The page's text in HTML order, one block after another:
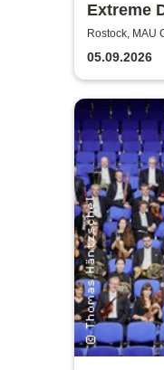
Extreme
XV
Rostock, MAU
05.09.2026